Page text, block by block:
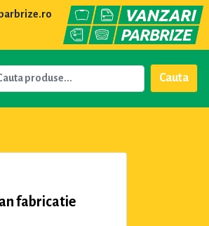
Cauta
fabricatie